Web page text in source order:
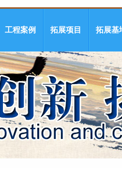
工程案例 拓展项目 拓展基